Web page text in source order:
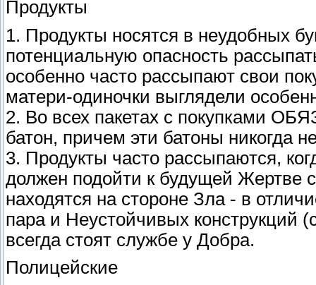
Продукты
1. Продукты носятся в неудобных
потенциальную опасность
особенно часто рассыпают свои
матери-одиночки выглядели
2. Во всех пакетах с покупками
батон, причем эти батоны никогда
3. Продукты часто рассыпаются,
должен подойти к будущей Жертве
находятся на стороне Зла - в
пара и Неустойчивых конструкций
всегда стоят службе у Добра.
Полицейские